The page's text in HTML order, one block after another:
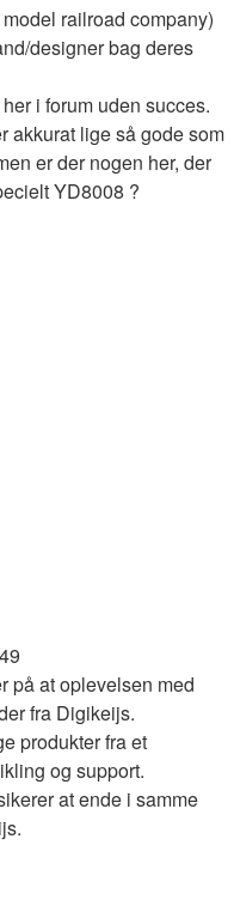
railroad company)
designer bag deres
i forum uden succes.
akkurat lige så gode som
er der nogen her, der
YD8008 ?
på at oplevelsen med
fra Digikeijs.
produkter fra et
og support.
at ende i samme